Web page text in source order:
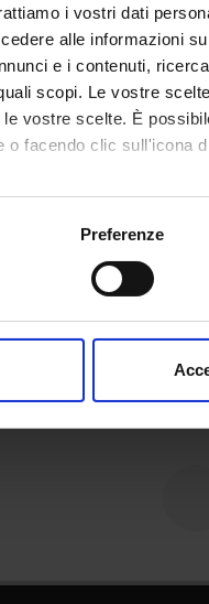
i vostri dati
alle informazioni
e i contenuti,
scopi. Le vostre
vostre scelte. È
o facendo clic sull'icona
anche:
sulla tua posizione
in qualsiasi
e social media, i quali
Preferenze
RICERCA COINVOLTE DAL
civiltà del mondo antico
history
Antropologia
and palaeography;
dell'antichità